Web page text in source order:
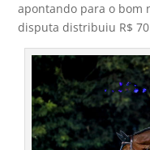
apontando para o bom
disputa distribuiu R$